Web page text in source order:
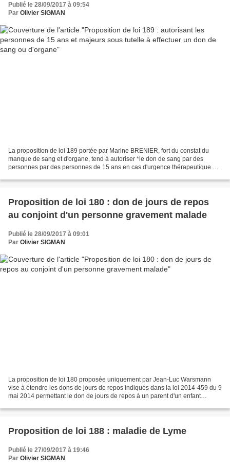
Publié le 28/09/2017 à 09:54
Par Olivier SIGMAN
La proposition de loi 189 portée par Marine BRENIER, fort du constat du
manque de sang et d'organe, tend à autoriser *le don de sang par des
personnes par des personnes de 15 ans en cas d'urgence thérapeutique et
Proposition de loi 180 : don de jours de repos
au conjoint d'un personne gravement malade
Publié le 28/09/2017 à 09:01
Par Olivier SIGMAN
La proposition de loi 180 proposée uniquement par Jean-Luc Warsmann
vise à étendre les dons de jours de repos indiqués dans la loi 2014-459 du 9
mai 2014 permettant le don de jours de repos à un parent d'un enfant
Proposition de loi 188 : maladie de Lyme
Publié le 27/09/2017 à 19:46
Par Olivier SIGMAN